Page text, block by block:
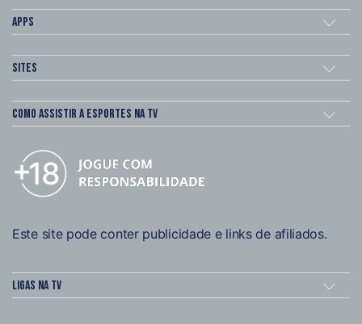
Apps
Sites
Como assistir a esportes na TV
Este site pode conter publicidade e links de afiliados.
Ligas na TV